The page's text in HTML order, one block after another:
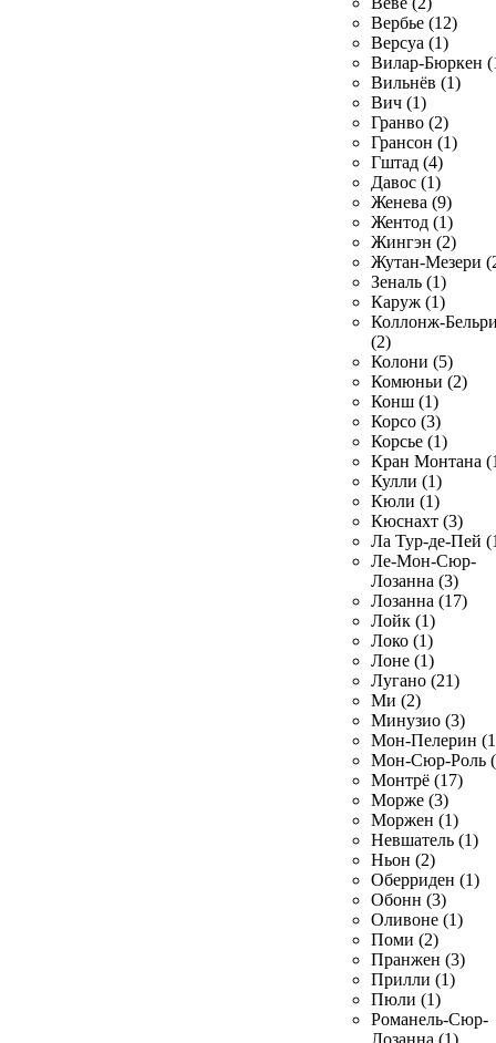
Вербье (12)
Версуа (1)
Вилар-Бюркен
Вильнёв (1)
Вич (1)
Гранво (2)
Грансон (1)
Гштад (4)
Давос (1)
Женева (9)
Жентод (1)
Жингэн (2)
Жутан-Мезери
Зеналь (1)
Каруж (1)
Коллонж-
(2)
Колони (5)
Комюньи (2)
Конш (1)
Корсо (3)
Корсье (1)
Кран Монтана
Кулли (1)
Кюли (1)
Кюснахт (3)
Ла Тур-де-Пей
Ле-Мон-Сюр-
Лозанна (3)
Лозанна (17)
Лойк (1)
Локо (1)
Лоне (1)
Лугано (21)
Ми (2)
Минузио (3)
Мон-Пелерин
Мон-Сюр-Роль
Монтрё (17)
Морже (3)
Моржен (1)
Невшатель (1)
Ньон (2)
Оберриден (1)
Обонн (3)
Оливоне (1)
Поми (2)
Пранжен (3)
Прилли (1)
Пюли (1)
Романель-Сюр-
Лозанна (1)